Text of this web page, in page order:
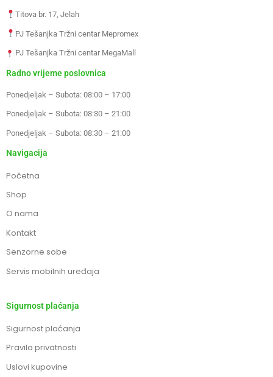
Titova br. 17, Jelah
PJ Tešanjka Tržni centar Mepromex
PJ Tešanjka Tržni centar MegaMall
Radno vrijeme poslovnica
Ponedjeljak – Subota: 08:00 – 17:00
Ponedjeljak – Subota: 08:30 – 21:00
Ponedjeljak – Subota: 08:30 – 21:00
Navigacija
Početna
Shop
O nama
Kontakt
Senzorne sobe
Servis mobilnih uređaja
Sigurnost plaćanja
Sigurnost plaćanja
Pravila privatnosti
Uslovi kupovine